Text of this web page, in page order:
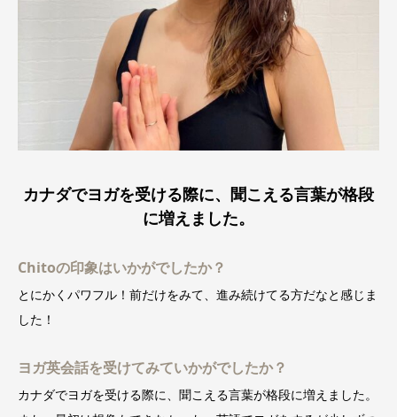
カナダでヨガを受ける際に、聞こえる言葉が格段
に増えました。
Chitoの印象はいかがでしたか？
とにかくパワフル！前だけをみて、進み続けてる方だなと感じま
した！
ヨガ英会話を受けてみていかがでしたか？
カナダでヨガを受ける際に、聞こえる言葉が格段に増えました。